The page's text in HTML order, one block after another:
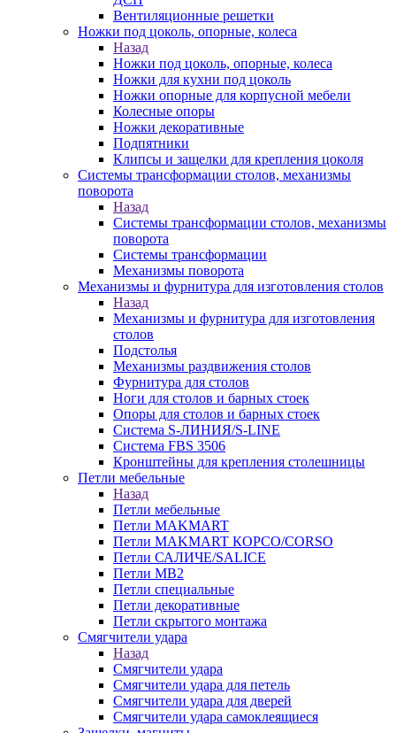
Вентиляционные решетки
Ножки под цоколь, опорные, колеса
Назад
Ножки под цоколь, опорные, колеса
Ножки для кухни под цоколь
Ножки опорные для корпусной мебели
Колесные опоры
Ножки декоративные
Подпятники
Клипсы и защелки для крепления цоколя
Системы трансформации столов, механизмы
поворота
Назад
Системы трансформации столов, механизмы
поворота
Системы трансформации
Механизмы поворота
Механизмы и фурнитура для изготовления столов
Назад
Механизмы и фурнитура для изготовления
столов
Подстолья
Механизмы раздвижения столов
Фурнитура для столов
Ноги для столов и барных стоек
Опоры для столов и барных стоек
Система S-ЛИНИЯ/S-LINE
Система FBS 3506
Кронштейны для крепления столешницы
Петли мебельные
Назад
Петли мебельные
Петли MAKMART
Петли MAKMART КОРСО/CORSO
Петли САЛИЧЕ/SALICE
Петли MB2
Петли специальные
Петли декоративные
Петли скрытого монтажа
Смягчители удара
Назад
Смягчители удара
Смягчители удара для петель
Смягчители удара для дверей
Cмягчители удара самоклеящиеся